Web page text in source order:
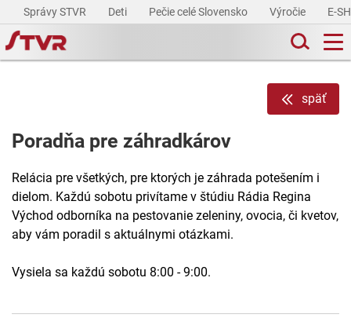
Správy STVR Deti Pečie celé Slovensko Výročie E-
späť
Poradňa pre záhradkárov
Relácia pre všetkých, pre ktorých je záhrada potešením i
dielom. Každú sobotu privítame v štúdiu Rádia Regina
Východ odborníka na pestovanie zeleniny, ovocia, či kvetov,
aby vám poradil s aktuálnymi otázkami.
Vysiela sa každú sobotu 8:00 - 9:00.